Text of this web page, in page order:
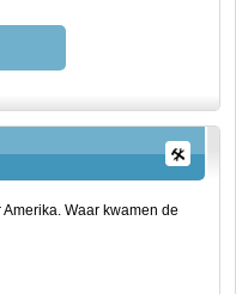
Waar kwamen de